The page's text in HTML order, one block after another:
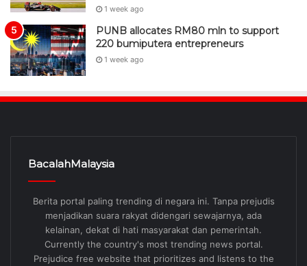
1 week ago
PUNB allocates RM80 mln to support
220 bumiputera entrepreneurs
1 week ago
BacalahMalaysia
Berita portal paling trending di negara ini. Tanpa prejudis
menjadikan suara rakyat didengari sewajarnya, ada
kelainan, dekat di hati masyarakat dan pemerintah.
Currently the country's most trending news portal.
Prejudice free website that prioritizes and listens to the